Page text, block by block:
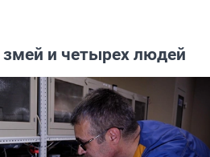
и четырех людей